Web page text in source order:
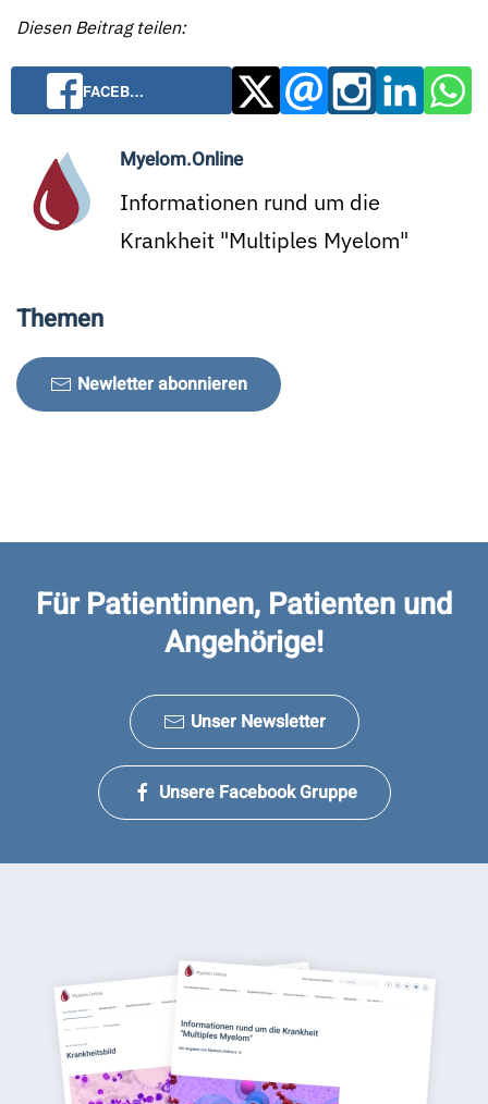
Diesen Beitrag teilen:
FACEB…
Myelom.Online
Informationen rund um die
Krankheit "Multiples Myelom"
Themen
Newletter abonnieren
Für Patientinnen, Patienten und
Angehörige!
Unser Newsletter
Unsere Facebook Gruppe